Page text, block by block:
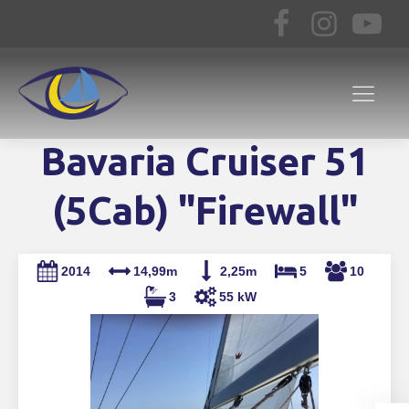
Bavaria Cruiser 51
(5Cab) "Firewall"
2014 14,99m 2,25m 5
10
3
55 kW